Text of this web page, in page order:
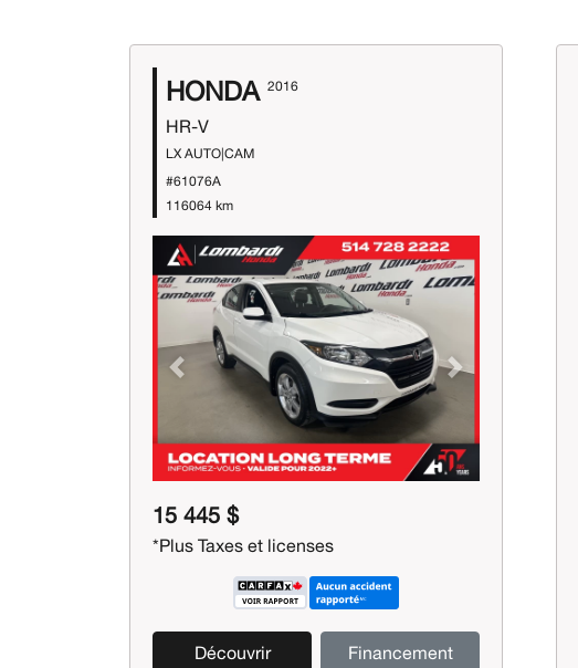
HONDA 2016
HR-V
LX AUTO|CAM
#61076A
116064 km
Previous Next
15 445 $
*Plus Taxes et licenses
Découvrir Financement